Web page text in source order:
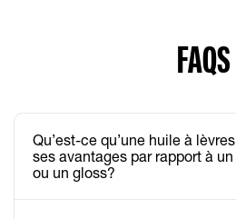
FAQS
Qu’est-ce qu’une huile à
ses avantages par rapport à
ou un gloss?